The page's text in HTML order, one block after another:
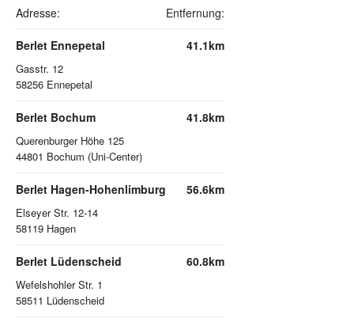
Adresse: Entfernung:
Berlet Ennepetal
Gasstr. 12
58256 Ennepetal
41.1km
Berlet Bochum
Querenburger Höhe 125
44801 Bochum (Uni-Center)
41.8km
Berlet Hagen-Hohenlimburg
Elseyer Str. 12-14
58119 Hagen
56.6km
Berlet Lüdenscheid
Wefelshohler Str. 1
58511 Lüdenscheid
60.8km